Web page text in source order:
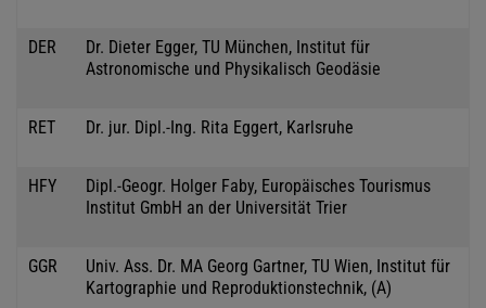
DER
Dr. Dieter Egger, TU München, Institut für
Astronomische und Physikalisch Geodäsie
RET Dr. jur. Dipl.-Ing. Rita Eggert, Karlsruhe
HFY
Dipl.-Geogr. Holger Faby, Europäisches Tourismus
Institut GmbH an der Universität Trier
GGR
Univ. Ass. Dr. MA Georg Gartner, TU Wien, Institut für
Kartographie und Reproduktionstechnik, (A)